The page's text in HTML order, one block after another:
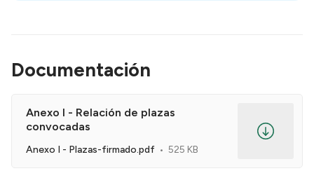
Documentación
Anexo I - Relación de plazas
convocadas
Anexo I - Plazas-firmado.pdf 525 KB